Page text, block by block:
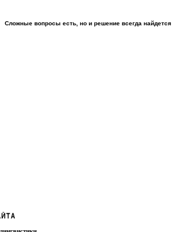
Сложные вопросы есть, но и решение всегда найдется